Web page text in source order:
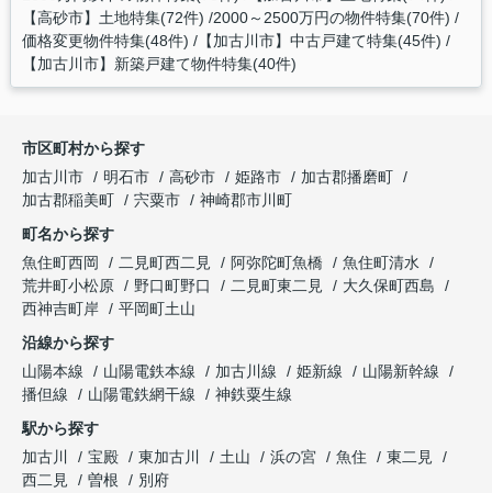
【高砂市】土地特集(72件) 2000～2500万円の物件特集(70件)
価格変更物件特集(48件) 【加古川市】中古戸建て特集(45件)
【加古川市】新築戸建て物件特集(40件)
市区町村から探す
加古川市
明石市 高砂市 姫路市
加古郡播磨町
加古郡稲美町
宍粟市
神崎郡市川町
町名から探す
魚住町西岡
二見町西二見 阿弥陀町魚橋
魚住町清水
荒井町小松原
野口町野口 二見町東二見
大久保町西島
西神吉町岸
平岡町土山
沿線から探す
山陽本線
山陽電鉄本線 加古川線 姫新線
山陽新幹線
播但線
山陽電鉄網干線
神鉄粟生線
駅から探す
加古川
宝殿 東加古川 土山 浜の宮 魚住
東二見
西二見
曽根 別府